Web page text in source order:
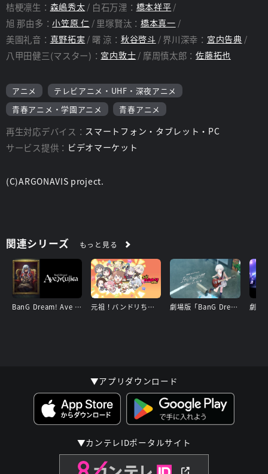
スタッフ
監督： 錦織 博
桔梗凛生： 森嶋秀太 白石万浬： 橋本祥平
旭 那由多：小笠原 仁 里塚賢汰： 橋本真一
美園礼音： 真野拓実 曙 涼： 秋谷啓斗 界川深幸： 宮内告典
八甲田健三(マスター)： 宮内敦士 摩周慎太郎：佐藤拓也
アニメ
テレビアニメ・UHF・深夜アニメ
青春アニメ・学園アニメ
青春アニメ
再生対応デバイス： スマートフォン・タブレット・PC
サービス提供： ビデオマーケット
(C)ARGONAVIS project.
関連シリーズ もっと見る
BanG Dream! Ave Mujica 元祖！バンドリちゃん 劇場版「BanG Dream! It's MyGO!!!!! 前編 : 春の陽だまり、迷い猫」
▼アプリダウンロード
▼カンテレIDポータルサイト